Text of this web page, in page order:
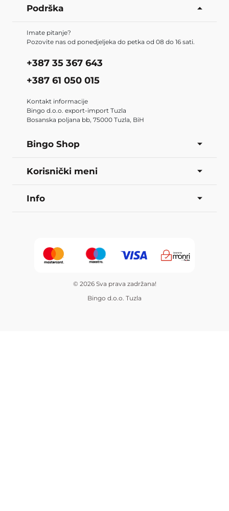
Podrška
Imate pitanje?
Pozovite nas od ponedjeljeka do petka od 08 do 16 sati.
+387 35 367 643
+387 61 050 015
Kontakt informacije
Bingo d.o.o. export-import Tuzla
Bosanska poljana bb, 75000 Tuzla, BiH
Bingo Shop
Korisnički meni
Info
© 2026 Sva prava zadržana!
Bingo d.o.o. Tuzla